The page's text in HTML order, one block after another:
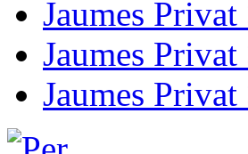
Jaumes
Jaumes
Jaumes